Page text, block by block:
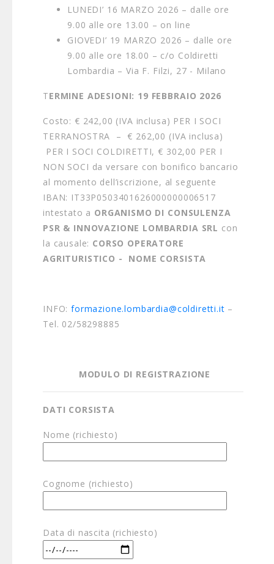
LUNEDI’ 16 MARZO 2026 – dalle ore
9.00 alle ore 13.00 – on line
GIOVEDI’ 19 MARZO 2026 – dalle ore
9.00 alle ore 18.00 – c/o Coldiretti
Lombardia – Via F. Filzi, 27 - Milano
TERMINE ADESIONI: 19 FEBBRAIO 2026
Costo: € 242,00 (IVA inclusa) PER I SOCI
TERRANOSTRA – € 262,00 (IVA inclusa)
PER I SOCI COLDIRETTI, € 302,00 PER I
NON SOCI da versare con bonifico bancario
al momento dell’iscrizione, al seguente
IBAN: IT33P0503401626000000006517
intestato a ORGANISMO DI CONSULENZA
PSR & INNOVAZIONE LOMBARDIA SRL con
la causale: CORSO OPERATORE
AGRITURISTICO - NOME CORSISTA
INFO:formazione.lombardia@coldiretti.it –
Tel. 02/58298885
MODULO DI REGISTRAZIONE
DATI CORSISTA
Nome (richiesto)
Cognome (richiesto)
Data di nascita (richiesto)